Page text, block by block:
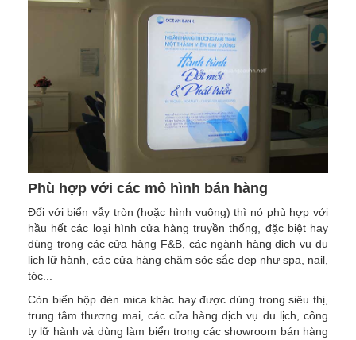
Phù hợp với các mô hình bán hàng
Đối với biển vẫy tròn (hoặc hình vuông) thì nó phù hợp với
hầu hết các loại hình cửa hàng truyền thống, đặc biệt hay
dùng trong các cửa hàng F&B, các ngành hàng dịch vụ du
lịch lữ hành, các cửa hàng chăm sóc sắc đẹp như spa, nail,
tóc...
Còn biển hộp đèn mica khác hay được dùng trong siêu thị,
trung tâm thương mai, các cửa hàng dịch vụ du lịch, công
ty lữ hành và dùng làm biển trong các showroom bán hàng